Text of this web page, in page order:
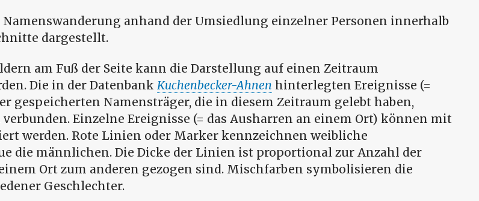
anhand der Umsiedlung einzelner Personen innerhalb
dargestellt.
am Fuß der Seite kann die Darstellung auf einen Zeitraum
Die in der Datenbank Kuchenbecker-Ahnen hinterlegten Ereignisse (=
gespeicherten Namensträger, die in diesem Zeitraum gelebt haben,
Einzelne Ereignisse (= das Ausharren an einem Ort) können mit
werden. Rote Linien oder Marker kennzeichnen weibliche
die männlichen. Die Dicke der Linien ist proportional zur Anzahl der
Ort zum anderen gezogen sind. Mischfarben symbolisieren die
Geschlechter.